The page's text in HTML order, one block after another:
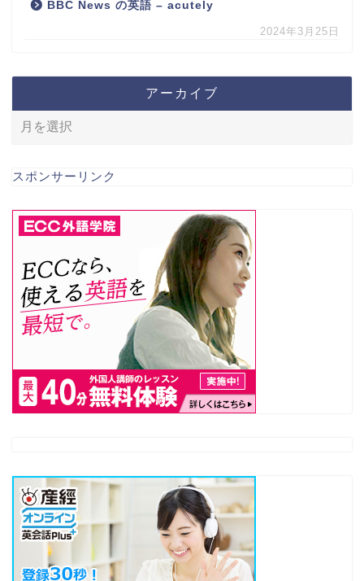
BBC News の英語 – acutely
2024年3月25日
アーカイブ
スポンサーリンク